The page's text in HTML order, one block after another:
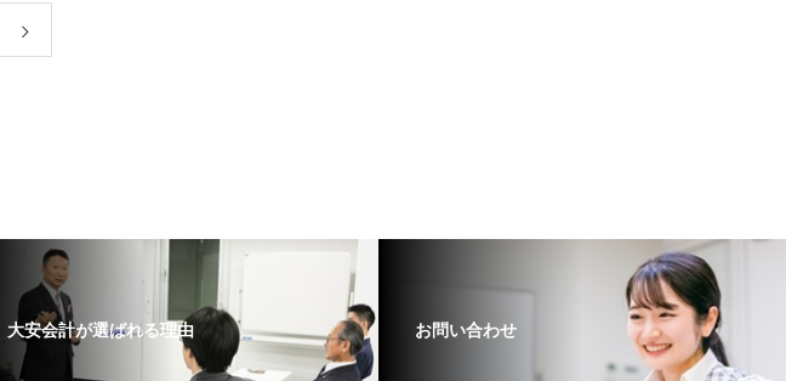
大安会計が選ばれる理由 お問い合わせ